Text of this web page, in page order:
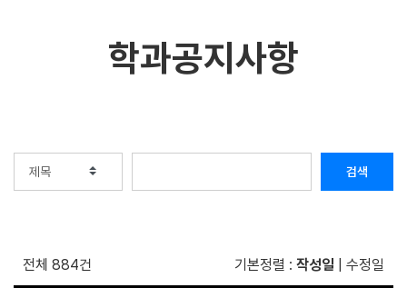
학과공지사항
검색
전체 884건 기본정렬 : 작성일 수정일